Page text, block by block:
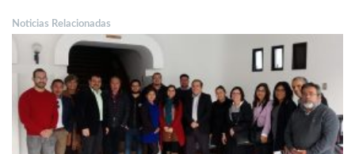
Noticias Relacionadas